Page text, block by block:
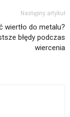
Następny artykuł
wiertło do metalu?
błędy podczas
wiercenia